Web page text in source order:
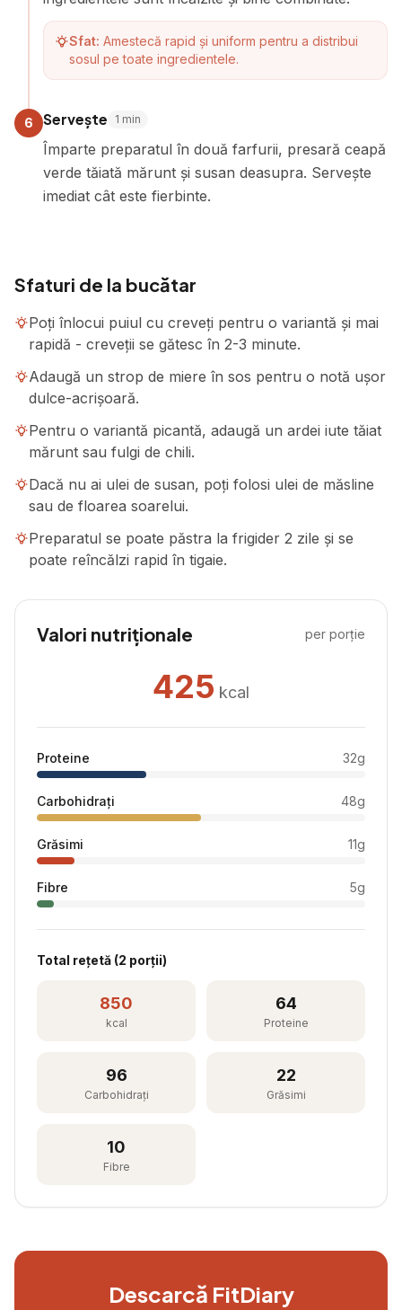
Sfat: Amestecă rapid și uniform pentru a distribui
sosul pe toate ingredientele.
6 Servește 1 min
Împarte preparatul în două farfurii, presară ceapă
verde tăiată mărunt și susan deasupra. Servește
imediat cât este fierbinte.
Sfaturi de la bucătar
Poți înlocui puiul cu creveți pentru o variantă și mai
rapidă - creveții se gătesc în 2-3 minute.
Adaugă un strop de miere în sos pentru o notă ușor
dulce-acrișoară.
Pentru o variantă picantă, adaugă un ardei iute tăiat
mărunt sau fulgi de chili.
Dacă nu ai ulei de susan, poți folosi ulei de măsline
sau de floarea soarelui.
Preparatul se poate păstra la frigider 2 zile și se
poate reîncălzi rapid în tigaie.
Valori nutriționale per porție
425 kcal
Proteine 32g
Carbohidrați 48g
Grăsimi 11g
Fibre 5g
Total rețetă (2 porții)
850
kcal
64
Proteine
96
Carbohidrați
22
Grăsimi
10
Fibre
Descarcă FitDiary